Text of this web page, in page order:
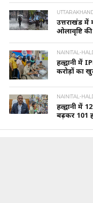
उत्तराखंड
ओलावृष्टि
NAINITAL-
हल्द्वानी में
करोड़ों का
NAINITAL-
हल्द्वानी में
बढ़कर 101